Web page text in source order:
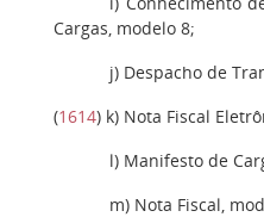
Cargas, modelo 8;
j) Despacho de
(1614) k) Nota Fiscal
l) Manifesto de
m) Nota Fiscal,